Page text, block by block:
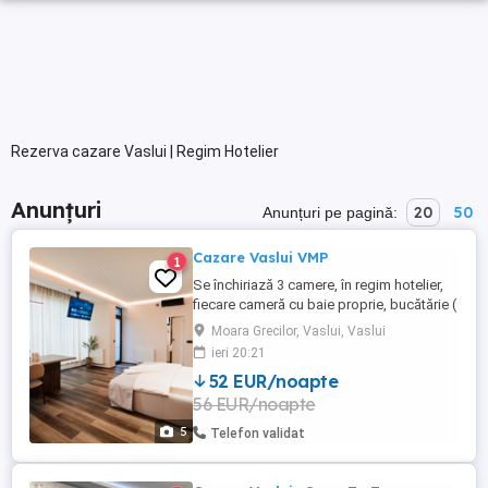
Rezerva cazare Vaslui | Regim Hotelier
Anunțuri Anunțuri pe pagină: 20 50
5
1 Cazare Vaslui VMP
Se închiriază 3 camere, în regim hotelier,
fiecare cameră cu baie proprie, bucătărie (
chicineta) , balcon, cale de acces
separată. Acestea sunt amplsate într-o
clădire nouă, an construcție 2024, în Mun.
Vaslui, strada Ștefan cel Mare, vis-a-vis de
Spitalul Jud.Vaslui. Prețul este de 275 zi.
pt.1 ...
Moara Grecilor, Vaslui, Vaslui
ieri 20:21
52 EUR/noapte
56 EUR/noapte
Telefon validat